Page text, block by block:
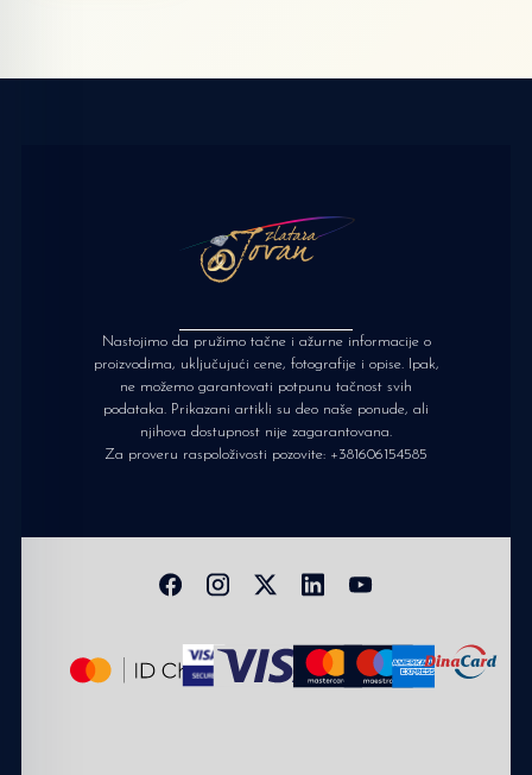
Nastojimo da pružimo tačne i ažurne informacije o
proizvodima, uključujući cene, fotografije i opise. Ipak,
ne možemo garantovati potpunu tačnost svih
podataka. Prikazani artikli su deo naše ponude, ali
njihova dostupnost nije zagarantovana.
Za proveru raspoloživosti pozovite: +381606154585